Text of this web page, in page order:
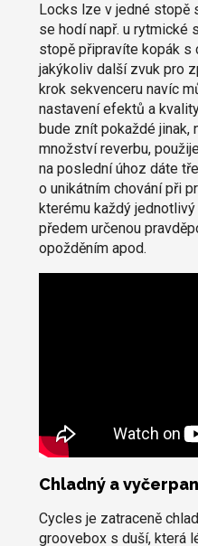
Locks lze v jedné stopě
se hodí např. u rytmické
stopě připravíte kopák s
jakýkoliv další zvuk pro
krok sekvenceru navíc
nastavení efektů a
bude znít pokaždé jinak,
množství reverbu,
na poslední úhoz dáte
o unikátním chování při
kterému každý
předem určenou
opožděním apod.
Chladný a
Cycles je zatraceně
groovebox s duší, která